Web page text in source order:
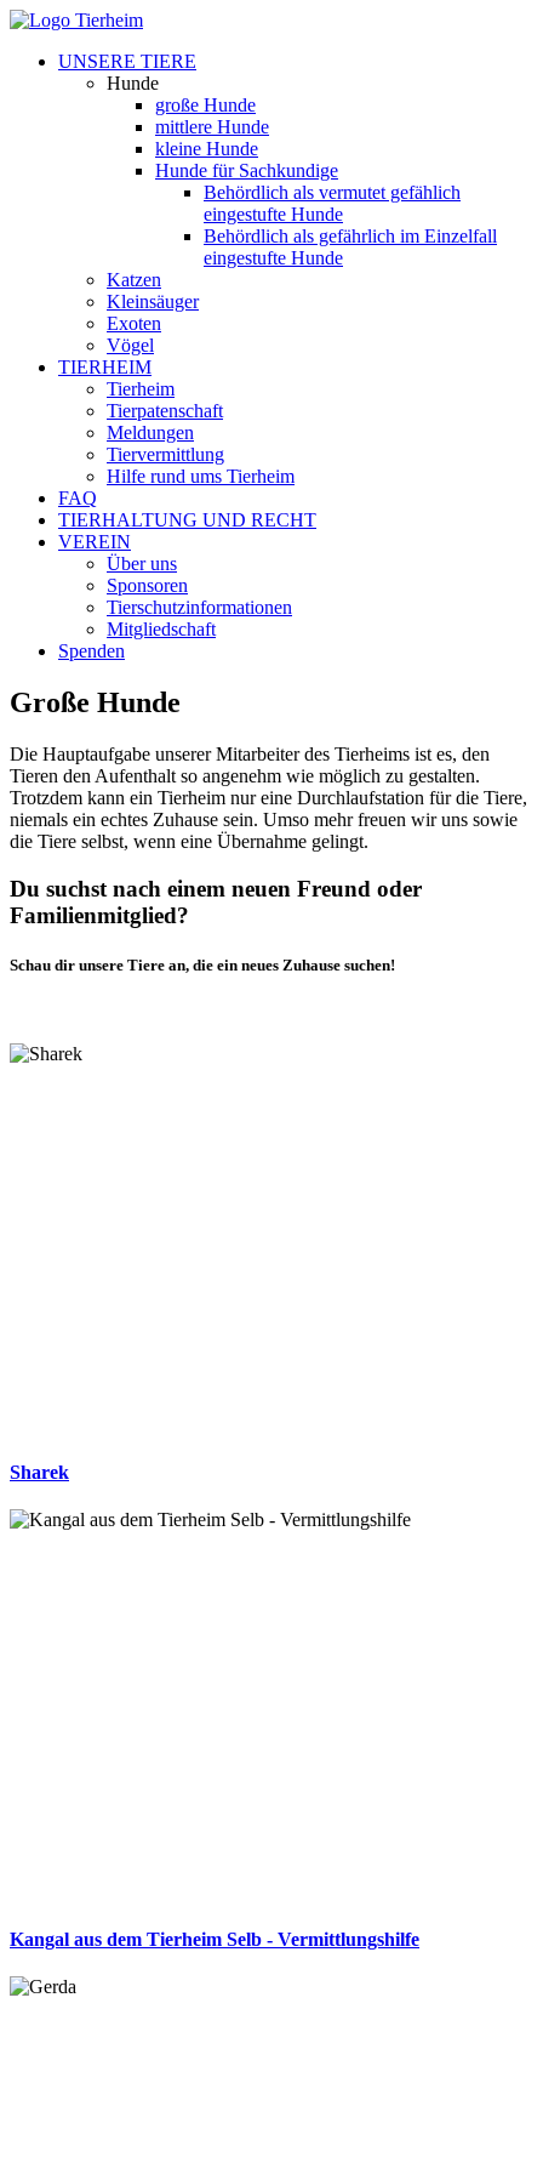
UNSERE TIERE
Hunde
große Hunde
mittlere Hunde
kleine Hunde
Hunde für Sachkundige
Behördlich als vermutet gefählich
eingestufte Hunde
Behördlich als gefährlich im Einzelfall
eingestufte Hunde
Katzen
Kleinsäuger
Exoten
Vögel
TIERHEIM
Tierheim
Tierpatenschaft
Meldungen
Tiervermittlung
Hilfe rund ums Tierheim
FAQ
TIERHALTUNG UND RECHT
VEREIN
Über uns
Sponsoren
Tierschutzinformationen
Mitgliedschaft
Spenden
Große Hunde
Die Hauptaufgabe unserer Mitarbeiter des Tierheims ist es, den
Tieren den Aufenthalt so angenehm wie möglich zu gestalten.
Trotzdem kann ein Tierheim nur eine Durchlaufstation für die Tiere,
niemals ein echtes Zuhause sein. Umso mehr freuen wir uns sowie
die Tiere selbst, wenn eine Übernahme gelingt.
Du suchst nach einem neuen Freund oder
Familienmitglied?
Schau dir unsere Tiere an, die ein neues Zuhause suchen!
Sharek
Kangal aus dem Tierheim Selb - Vermittlungshilfe